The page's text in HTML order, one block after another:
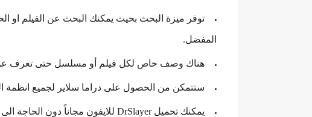
توفر ميزة البحث بحيث يمكنك البحث عن الفيلم او
المفضل.
هناك وصف خاص لكل فيلم أو مسلسل حتى تعرف عن
ستتمكن من الحصول على دراما سلاير لجميع انظمة
يمكنك تحميل DrSlayer للايفون مجاناً دون الحاجة الى دفع اشتراك.